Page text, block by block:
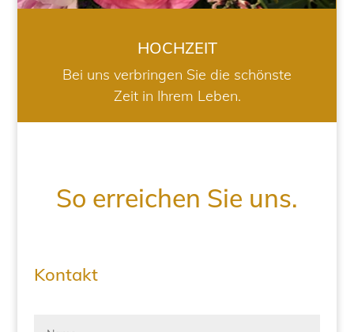
HOCHZEIT
Bei uns verbringen Sie die schönste
Zeit in Ihrem Leben.
So erreichen Sie uns.
Kontakt